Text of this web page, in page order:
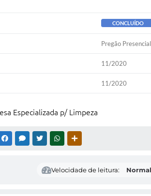
CONCLUÍDO
Pregão Presencial
11/2020
11/2020
Especializada p/ Limpeza
FACEBOOKMESSENGER
TWITTERWHATSAPP
Velocidade de leitura: